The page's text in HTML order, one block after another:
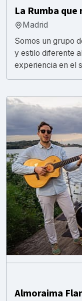
La Rumba que
Madrid
Somos un grupo
y estilo diferente
experiencia en el
Almoraima